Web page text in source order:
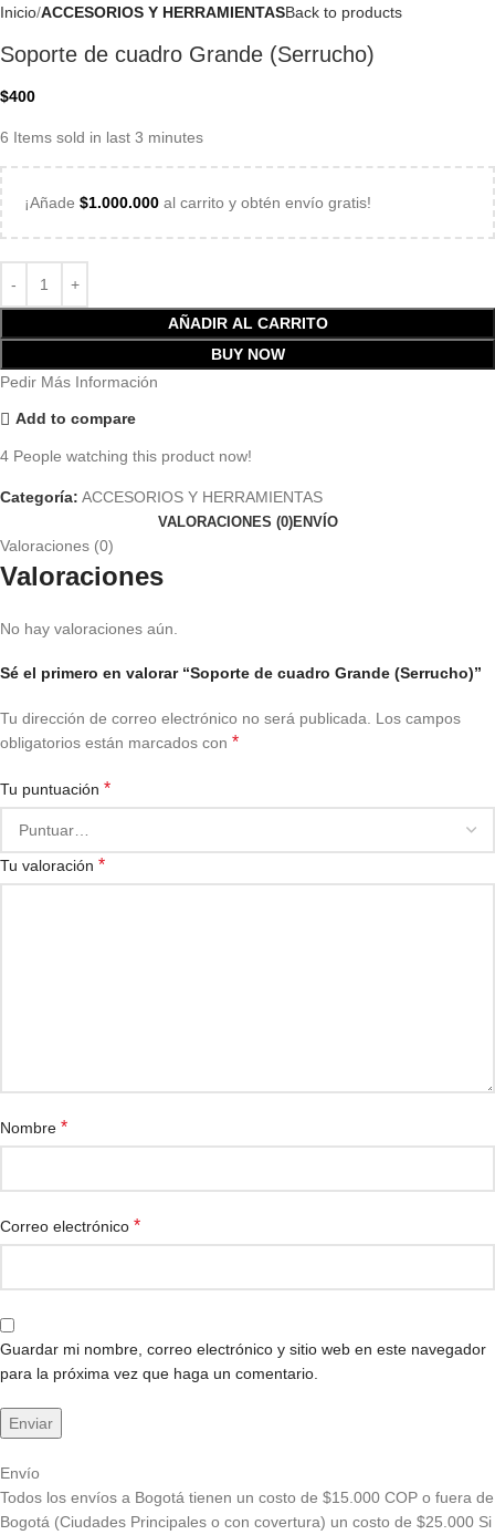
Inicio ACCESORIOS Y HERRAMIENTASBack to products
Soporte de cuadro Grande (Serrucho)
$400
6 Items sold in last 3 minutes
¡Añade $1.000.000 al carrito y obtén envío gratis!
AÑADIR AL CARRITO
BUY NOW
Pedir Más Información
Add to compare
4 People watching this product now!
Categoría: ACCESORIOS Y HERRAMIENTAS
VALORACIONES (0)ENVÍO
Valoraciones (0)
Valoraciones
No hay valoraciones aún.
Sé el primero en valorar “Soporte de cuadro Grande (Serrucho)”
Tu dirección de correo electrónico no será publicada.
Los campos
obligatorios están marcados con *
Tu puntuación *
Tu valoración *
Nombre *
Correo electrónico *
Guardar mi nombre, correo electrónico y sitio web en este navegador
para la próxima vez que haga un comentario.
Envío
Todos los envíos a Bogotá tienen un costo de $15.000 COP o fuera de
Bogotá (Ciudades Principales o con covertura) un costo de $25.000 Si